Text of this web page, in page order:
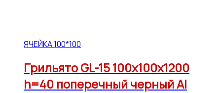
ЯЧЕЙКА 100*100
Грильято GL-15 100х100х1200
h=40 поперечный черный Al